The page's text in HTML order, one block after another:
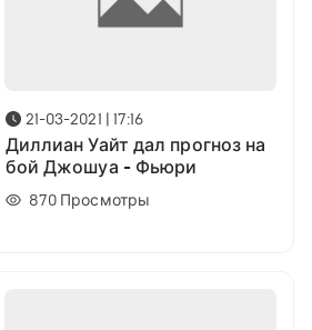
21-03-2021 | 17:16
Диллиан Уайт дал прогноз на
бой Джошуа - Фьюри
870 Просмотры